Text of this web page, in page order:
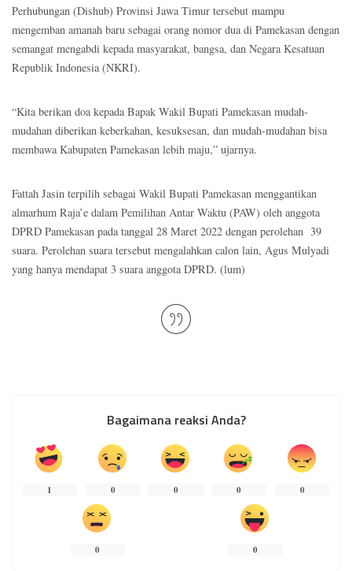
Perhubungan (Dishub) Provinsi Jawa Timur tersebut mampu
mengemban amanah baru sebagai orang nomor dua di Pamekasan dengan
semangat mengabdi kepada masyarakat, bangsa, dan Negara Kesatuan
Republik Indonesia (NKRI).
“Kita berikan doa kepada Bapak Wakil Bupati Pamekasan mudah-
mudahan diberikan keberkahan, kesuksesan, dan mudah-mudahan bisa
membawa Kabupaten Pamekasan lebih maju,” ujarnya.
Fattah Jasin terpilih sebagai Wakil Bupati Pamekasan menggantikan
almarhum Raja’e dalam Pemilihan Antar Waktu (PAW) oleh anggota
DPRD Pamekasan pada tanggal 28 Maret 2022 dengan perolehan 39
suara. Perolehan suara tersebut mengalahkan calon lain, Agus Mulyadi
yang hanya mendapat 3 suara anggota DPRD. (lum)
Bagaimana reaksi Anda?
1 0 0 0 0
0 0